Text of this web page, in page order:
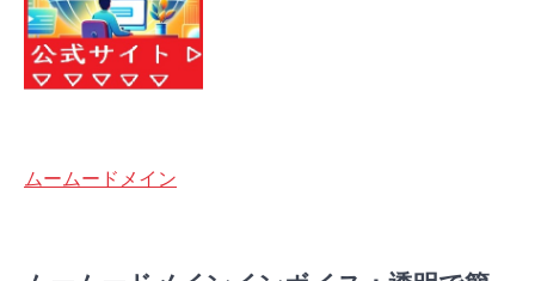
ムームードメイン